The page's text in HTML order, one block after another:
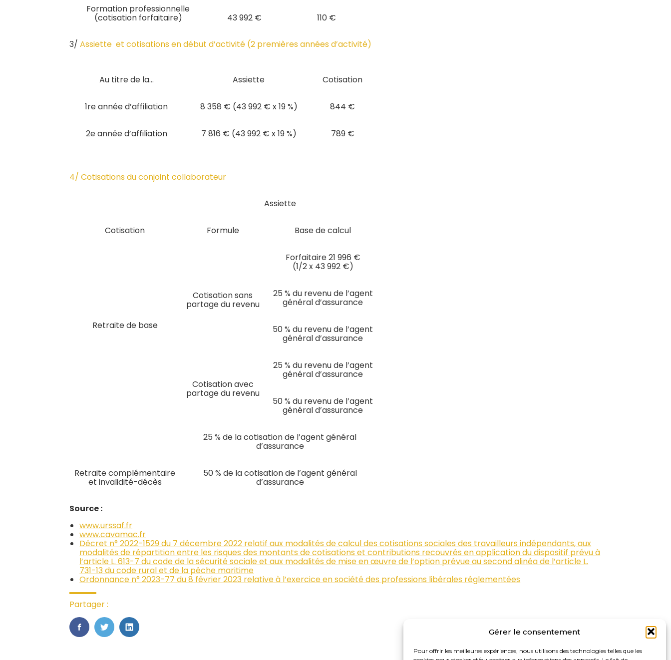
Gérer le consentement
Pour offrir les meilleures expériences, nous utilisons des technologies telles que les
Formation professionnelle
(cotisation forfaitaire) 43 992 € 110 €
3/Assiette et cotisations en début d’activité (2 premières années d’activité)
Au titre de la… Assiette Cotisation
1re année d’affiliation 8 358 € (43 992 € x 19 %) 844 €
2e année d’affiliation 7 816 € (43 992 € x 19 %) 789 €
4/ Cotisations du conjoint collaborateur
Cotisation
Assiette
Formule Base de calcul
Retraite de base
Cotisation sans
partage du revenu
Forfaitaire 21 996 €
(1/2 x 43 992 €)
25 % du revenu de l’agent
général d’assurance
50 % du revenu de l’agent
général d’assurance
Cotisation avec
partage du revenu
25 % du revenu de l’agent
général d’assurance
50 % du revenu de l’agent
général d’assurance
Retraite complémentaire
et invalidité-décès
25 % de la cotisation de l’agent général
d’assurance
50 % de la cotisation de l’agent général
d’assurance
Source :
www.urssaf.fr
www.cavamac.fr
Décret n° 2022-1529 du 7 décembre 2022 relatif aux modalités de calcul des cotisations sociales des travailleurs indépendants, aux
modalités de répartition entre les risques des montants de cotisations et contributions recouvrés en application du dispositif prévu à
l’article L. 613-7 du code de la sécurité sociale et aux modalités de mise en œuvre de l’option prévue au second alinéa de l’article L.
731-13 du code rural et de la pêche maritime
Ordonnance n° 2023-77 du 8 février 2023 relative à l’exercice en société des professions libérales réglementées
Partager :
FaceBook
TwitterLinkedIn